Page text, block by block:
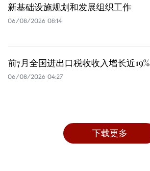
新基础设施规划和发展组织工作
06/08/2026 08:14
前7月全国进出口税收收入增长近19%
06/08/2026 04:27
下载更多